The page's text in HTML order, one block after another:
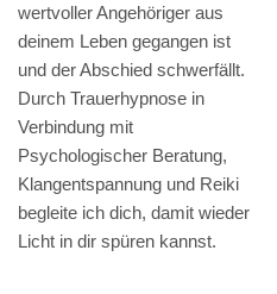
wertvoller Angehöriger aus
deinem Leben gegangen ist
und der Abschied schwerfällt.
Durch Trauerhypnose in
Verbindung mit
Psychologischer Beratung,
Klangentspannung und Reiki
begleite ich dich, damit wieder
Licht in dir spüren kannst.